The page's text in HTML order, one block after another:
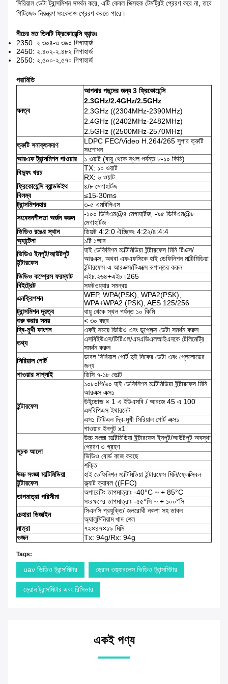
সিরিয়াল ডেটা ট্রান্সমিশন সমর্থন করে, এটি কেবল পিক্সহক টেমট্রিই প্রেরণ করে না, তবে
পিটিজেড নিয়ন্ত্রণ সংকেতও প্রেরণ করতে পারে।
নীচের মত তিনটি ফ্রিকোয়েন্সি ব্যান্ডঃ
2350: ২.৩০৪-৩.৩৯০ গিগাহার্জ
2450: ২.৪০২-২.৪৮২ গিগাহার্জ
2550: ২,৫০০-২,৫৭০ গিগাহার্জ
পরামিতি
ঘনত্ব
আপনার পছন্দের জন্য 3 ফ্রিকোয়েন্সি
2.3GHz/2.4GHz/2.5GHz
2.3GHz ((2304MHz-2390MHz)
2.4GHz ((2402MHz-2482MHz)
2.5GHz ((2500MHz-2570MHz)
ত্রুটি সনাক্তকরণ
LDPC FEC/Video H.264/265 সুপার ত্রুটি
সংশোধন
আরএফ ট্রান্সমিশন পাওয়ার
১ ওয়াট (বায়ু থেকে স্থল পর্যন্ত ৮-১০ কিমি)
বিদ্যুৎ খরচ
TX: ১০ ওয়াট
RX: ৬ ওয়াট
ফ্রিকোয়েন্সি ব্যান্ডউইথ
৪/৮ মেগাহার্টজ
বিলম্ব
≤15-30ms
ট্রান্সমিশনহার
৩-৫ এমবিপিএস
সংবেদনশীলতা অর্জন করুন
-১০০ ডিবিএম@৪ মেগাহার্টজ, -৯৫ ডিবিএম@৮
মেগাহার্টজ
ভিডিও রঙের স্থান
ডিফল্ট 4:2:0 ঐচ্ছিকঃ 4:2২/৪:4:4
অ্যান্টেনা
১টি ১আর
ভিডিও ইনপুট/আউটপুট
ইন্টারফেস
হাই ডেফিনিশন মাল্টিমিডিয়া ইন্টারফেস মিনি টিএক্স/
আরএক্স, অথবা এফএফসিকে হাই ডেফিনিশন মাল্টিমিডিয়া
ইন্টারফেস-এ আরএক্স/টিএক্সে রূপান্তর করুন
ভিডিও কম্প্রেস ফরম্যাট
এইচ.২৬৪+এইচ।265
বিইট্রেট
সফটওয়্যার সমন্বয়
এনক্রিপশন
WEP, WPA(PSK), WPA2(PSK),
WPA+WPA2 (PSK), AES 125/256
ট্রান্সমিশন দূরত্ব
বায়ু থেকে স্থল পর্যন্ত ১০ কিমি
শুরু করার সময়
< ৩০ বছর
দ্বি-মুখী ফাংশন
একই সময়ে ভিডিও এবং ডুপ্লেক্স ডেটা সমর্থন করুন
তথ্য
এসবিইউএস/টিটিএল/এমএভিএলআইএনকে টেলিমেট্রি
সমর্থন করুন
সিরিয়াল পোর্ট
ডাবল সিরিয়াল পোর্ট দুই দিকের ডেটা এবং প্লেলোডের
জন্য
পাওয়ার সাপ্লাই
ডিসি ৭-১৮ ভোল্ট
ইন্টারফেস
১০৮০পি/৬০ হাই ডেফিনিশন মাল্টিমিডিয়া ইন্টারফেস মিনি
আরএক্স এক্স১
উইন্ডোজ × 1 এ ইউএসবি / আরজে 45 এ 100
এমবিপিএস ইথারনেট
এস১ টিটিএল দ্বি-মুখী সিরিয়াল পোর্ট এক্স১
পাওয়ার ইনপুট x1
সূচক আলো
উচ্চ সংজ্ঞা মাল্টিমিডিয়া ইন্টারফেস ইনপুট/আউটপুট অবস্থা
প্রেরণ ও গ্রহণ
ভিডিও বোর্ড কাজ করছে
শক্তি
উচ্চ সংজ্ঞা মাল্টিমিডিয়া
ইন্টারফেস
হাই ডেফিনিশন মাল্টিমিডিয়া ইন্টারফেস মিনি/ফ্লেক্সিবল
ফ্ল্যাট ক্যাবল ((FFC)
তাপমাত্রা পরিসীমা
অপারেটিং তাপমাত্রাঃ -40°C ~ + 85°C
সংরক্ষণের তাপমাত্রাঃ -৫৫°সি ~ + ১০০°সি
চেহারা ডিজাইন
সিএনসি প্রযুক্তি/ জলরোধী নকশা সহ ডাবল
অ্যালুমিনিয়াম খাদ শেল
মাত্রা
৭২×৪৭×১৯ মিমি
ওজন
Tx: 94g/Rx: 94g
Tags:
uav ভিডিও ট্রান্সমিটার ড্রোন ওয়্যারলেস ভিডিও ট্রান্সমিটার
ড্রোন ট্রান্সমিটার এবং রিসিভার
একই পণ্য